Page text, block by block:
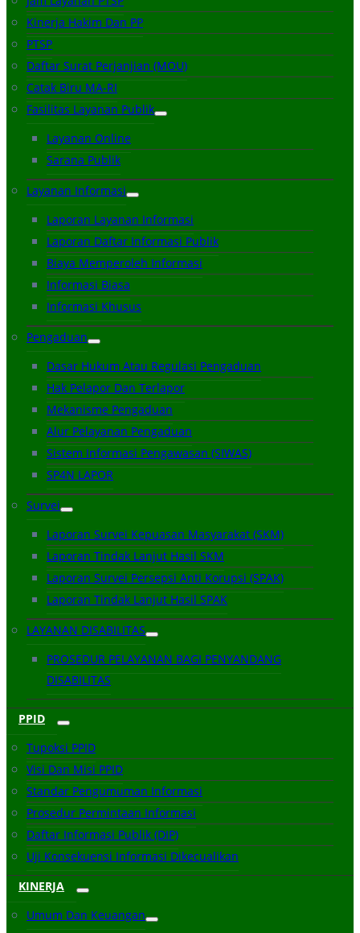
Kinerja Hakim Dan PP
PTSP
Daftar Surat Perjanjian (MOU)
Catak Biru MA-RI
Fasilitas Layanan Publik
Layanan Online
Sarana Publik
Layanan Informasi
Laporan Layanan Informasi
Laporan Daftar Informasi Publik
Biaya Memperoleh Informasi
Informasi Biasa
Informasi Khusus
Pengaduan
Dasar Hukum Atau Regulasi Pengaduan
Hak Pelapor Dan Terlapor
Mekanisme Pengaduan
Alur Pelayanan Pengaduan
Sistem Informasi Pengawasan (SIWAS)
SP4N LAPOR
Survei
Laporan Survei Kepuasan Masyarakat (SKM)
Laporan Tindak Lanjut Hasil SKM
Laporan Survei Persepsi Anti Korupsi (SPAK)
Laporan Tindak Lanjut Hasil SPAK
LAYANAN DISABILITAS
PROSEDUR PELAYANAN BAGI PENYANDANG
DISABILITAS
PPID
Tupoksi PPID
Visi Dan Misi PPID
Standar Pengumuman Informasi
Prosedur Permintaan Informasi
Daftar Informasi Publik (DIP)
Uji Konsekuensi Informasi Dikecualikan
KINERJA
Umum Dan Keuangan